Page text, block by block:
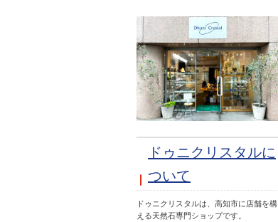
ドゥニクリスタルに
ついて
ドゥニクリスタルは、高知市に店舗を構
える天然石専門ショップです。